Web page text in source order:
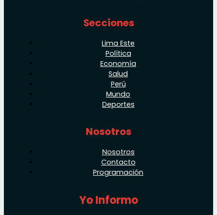
Secciones
Lima Este
Política
Economía
Salud
Perú
Mundo
Deportes
Nosotros
Nosotros
Contacto
Programación
Yo Informo